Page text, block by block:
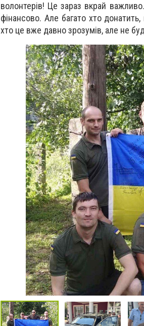
волонтерів! Це зараз вкрай
фінансово. Але багато хто
хто це вже давно зрозумів, але не